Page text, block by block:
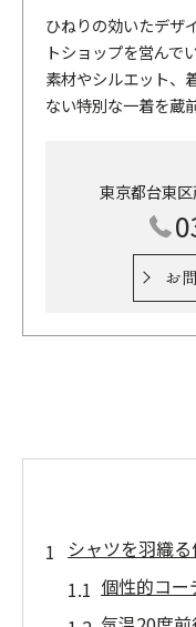
ひねりの効いたデザ
トショップを営んで
素材やシルエット、
ない特別な一着を蔵
東京都台東
お
シャツを羽織
個性的コ